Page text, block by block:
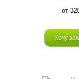
от
Хочу